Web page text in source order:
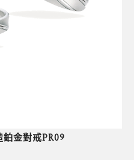
金對戒PR09